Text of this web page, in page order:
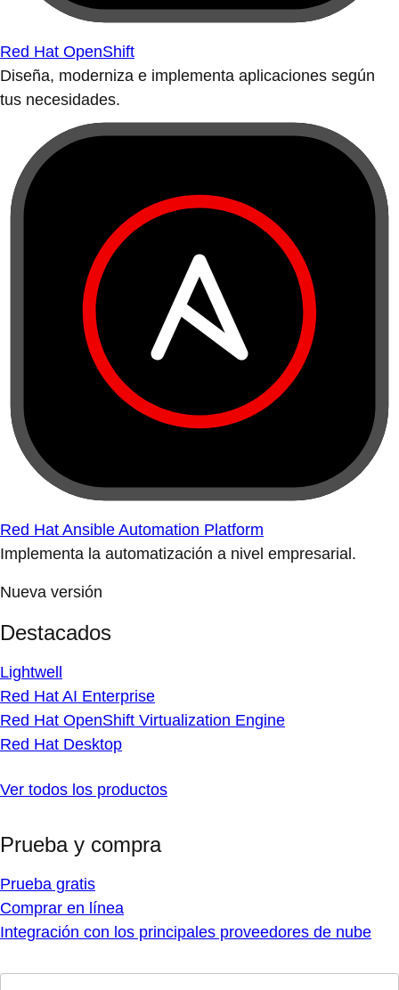
Red Hat OpenShift
Diseña, moderniza e implementa aplicaciones según
tus necesidades.
Red Hat Ansible Automation Platform
Implementa la automatización a nivel empresarial.
Nueva versión
Destacados
Lightwell
Red Hat AI Enterprise
Red Hat OpenShift Virtualization Engine
Red Hat Desktop
Ver todos los productos
Prueba y compra
Prueba gratis
Comprar en línea
Integración con los principales proveedores de nube